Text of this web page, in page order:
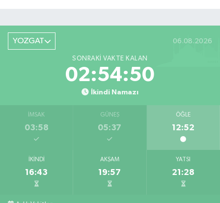
YOZGAT 06.08.2026
SONRAKI VAKTE KALAN
02:54:50
İkindi Namazı
İMSAK
03:58
GÜNEŞ
05:37
ÖĞLE
12:52
İKINDI
16:43
AKŞAM
19:57
YATSI
21:28